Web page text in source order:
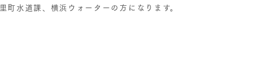
町水道課、横浜ウォーターの方になります。